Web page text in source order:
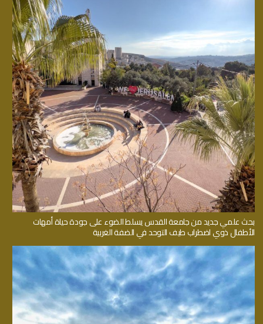
بحث علمي جديد من جامعة القدس يسلط الضوء على جودة حياة أمهات
الأطفال ذوي اضطراب طيف التوحد في الضفة الغربية